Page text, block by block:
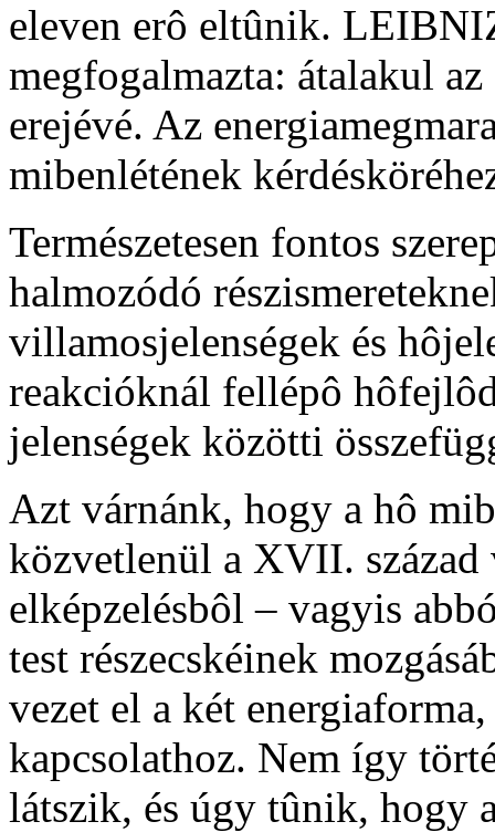
eleven erô eltûnik.
megfogalmazta: átalakul
erejévé. Az
mibenlétének
Természetesen fontos
halmozódó
villamosjelenségek és
reakcióknál fellépô
jelenségek közötti
Azt várnánk, hogy a hô
közvetlenül a XVII. század
elképzelésbôl – vagyis
test részecskéinek
vezet el a két
kapcsolathoz. Nem így
látszik, és úgy tûnik, hogy